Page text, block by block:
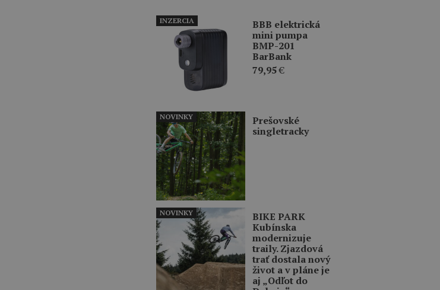
BBB elektrická
mini pumpa
BMP-201
BarBank
79,95€
INZERCIA
Prešovské
singletracky
NOVINKY
BIKE PARK
Kubínska
modernizuje
traily. Zjazdová
trať dostala nový
život a v pláne je
aj „Odľot do
NOVINKY